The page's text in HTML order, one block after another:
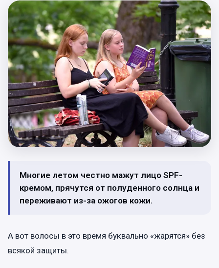
Многие летом честно мажут лицо SPF-
кремом, прячутся от полуденного солнца и
переживают из-за ожогов кожи.
А вот волосы в это время буквально «жарятся» без
всякой защиты.